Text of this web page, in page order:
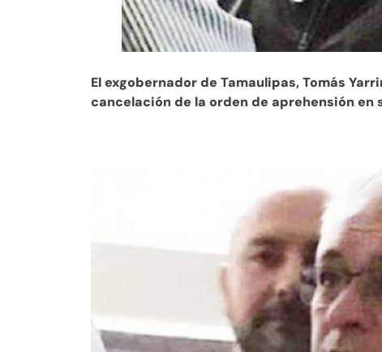
El exgobernador de Tamaulipas, Tomás
cancelación de la orden de aprehensión en